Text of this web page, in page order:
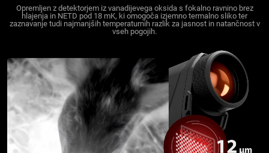
Opremljen z detektorjem iz vanadijevega oksida s fokalno ravnino brez
hlajenja in NETD pod 18 mK, ki omogoča izjemno termalno sliko ter
zaznavanje tudi najmanjših temperaturnih razlik za jasnost in natančnost v
vseh pogojih.